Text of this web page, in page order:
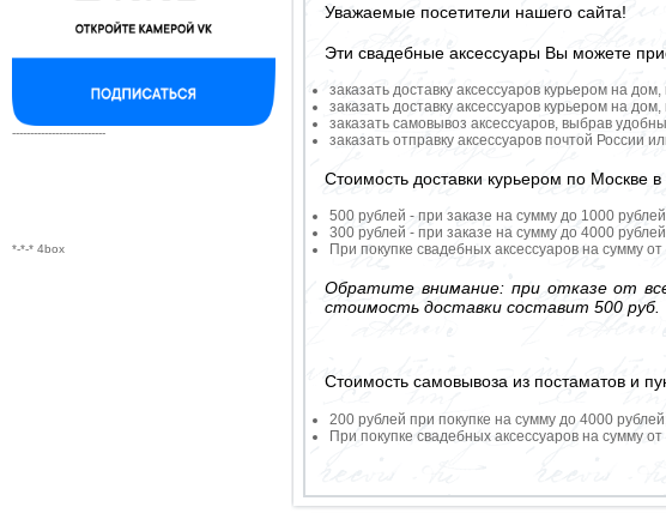
--------------------------
*-*-* 4box
Уважаемые посетители нашего сайта!
Эти свадебные аксессуары Вы можете
заказать доставку аксессуаров курьером на
заказать доставку аксессуаров курьером на
заказать самовывоз аксессуаров, выбрав
заказать отправку аксессуаров почтой России
Стоимость доставки курьером по Москве
500 рублей - при заказе на сумму до 1000
300 рублей - при заказе на сумму до 4000
При покупке свадебных аксессуаров на сумму
Обратите внимание: при отказе от
стоимость доставки составит 500 руб.
Стоимость самовывоза из постаматов и
200 рублей при покупке на сумму до 4000
При покупке свадебных аксессуаров на сумму